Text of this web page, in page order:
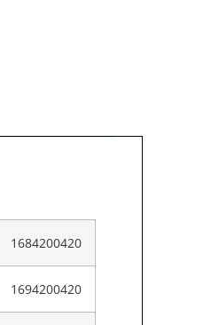
1684200420
1694200420